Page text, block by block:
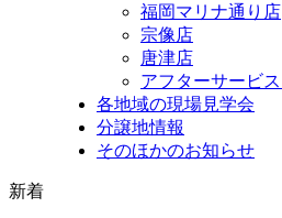
福岡マリナ通り店
宗像店
唐津店
アフターサービ
各地域の現場見学会
分譲地情報
そのほかのお知らせ
新着